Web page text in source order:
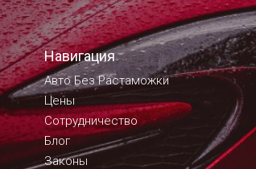
Навигация
Авто Без Растаможки
Цены
Сотрудничество
Блог
Законы